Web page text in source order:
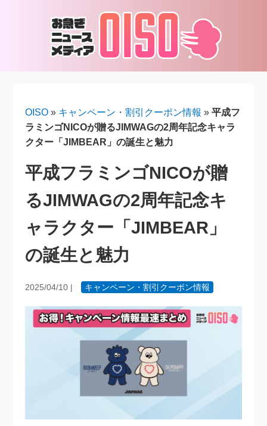
OISO » キャンペーン・割引クーポン情報 »平成フ
ラミンゴNICOが贈るJIMWAGの2周年記念キャラ
クター「JIMBEAR」の誕生と魅力
平成フラミンゴNICOが贈
るJIMWAGの2周年記念キ
ャラクター「JIMBEAR」
の誕生と魅力
2025/04/10 | キャンペーン・割引クーポン情報